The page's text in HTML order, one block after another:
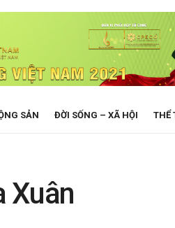
SẢN ĐỜI SỐNG – XÃ HỘI THỂ
Xuân